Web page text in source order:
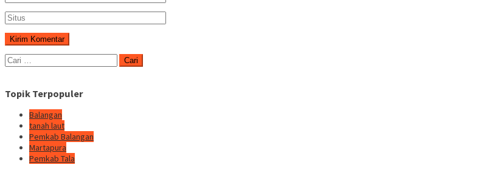
Cari
untuk:
Topik Terpopuler
Balangan
tanah laut
Pemkab Balangan
Martapura
Pemkab Tala